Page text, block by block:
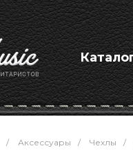
/ Аксессуары / Чехлы /